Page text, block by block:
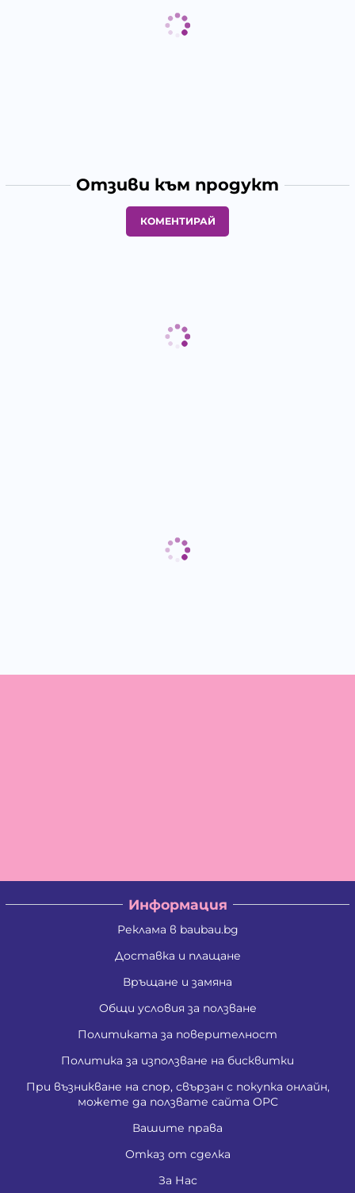
Отзиви към продукт
КОМЕНТИРАЙ
Информация
Реклама в baubau.bg
Доставка и плащане
Връщане и замяна
Общи условия за ползване
Политиката за поверителност
Политика за използване на бисквитки
При възникване на спор, свързан с покупка онлайн,
можете да ползвате сайта ОРС
Вашите права
Отказ от сделка
За Нас